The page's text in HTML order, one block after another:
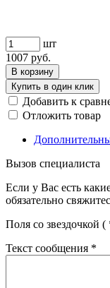
шт
1007 руб.
В корзину
Купить в один клик
Добавить к
Отложить товар
Вызов специалиста
Если у Вас есть
обязательно
Поля со звездочкой (
Текст сообщения *